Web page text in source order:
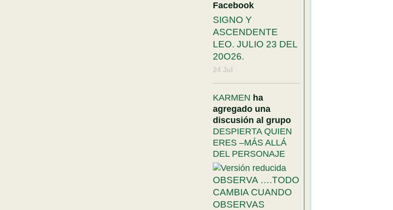
Facebook
SIGNO Y
ASCENDENTE
LEO. JULIO 23 DEL
20O26.
24 Jul
KARMEN ha
agregado una
discusión al grupo
DESPIERTA QUIEN
ERES –MÁS ALLÁ
DEL PERSONAJE
OBSERVA ….TODO
CAMBIA CUANDO
OBSERVAS